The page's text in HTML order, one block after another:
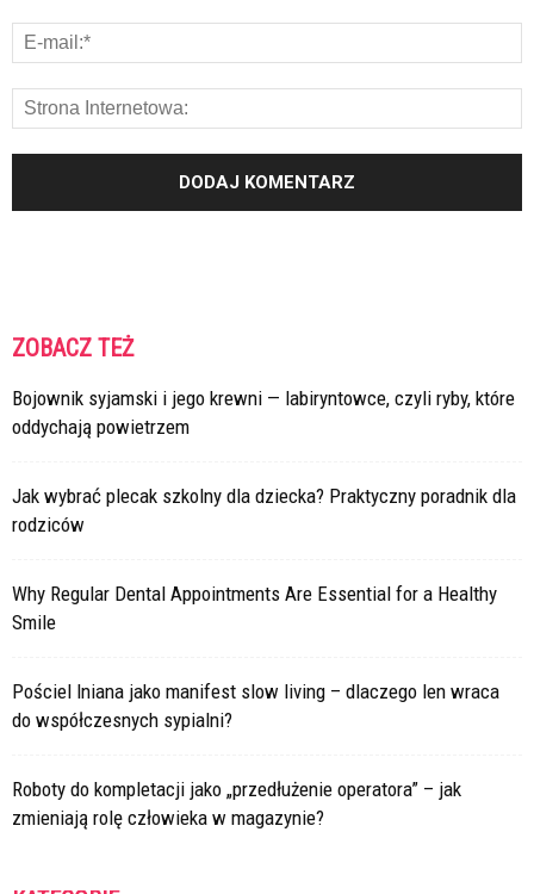
ZOBACZ TEŻ
Bojownik syjamski i jego krewni — labiryntowce, czyli ryby, które
oddychają powietrzem
Jak wybrać plecak szkolny dla dziecka? Praktyczny poradnik dla
rodziców
Why Regular Dental Appointments Are Essential for a Healthy
Smile
Pościel lniana jako manifest slow living – dlaczego len wraca
do współczesnych sypialni?
Roboty do kompletacji jako „przedłużenie operatora” – jak
zmieniają rolę człowieka w magazynie?